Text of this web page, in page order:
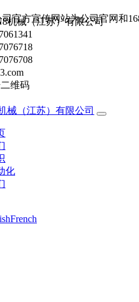
械（江苏）有限公司
化
French
司官方宣传网站为公司官网和